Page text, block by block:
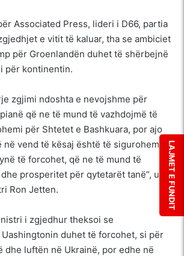
Associated Press, lideri i D66, partia
e vitit të kaluar, tha se ambiciet
për Groenlandën duhet të shërbejnë
për kontinentin.
zgjimi ndoshta e nevojshme për
që ne të mund të vazhdojmë të
për Shtetet e Bashkuara, por ajo
vend të kësaj është të sigurohemi
të forcohet, që ne të mund të
prosperitet për qytetarët tanë”, u
Ron Jetten.
i zgjedhur theksoi se
duhet të forcohet, si për
dhe luftën në Ukrainë, por edhe në
LAJMET E FUNDIT